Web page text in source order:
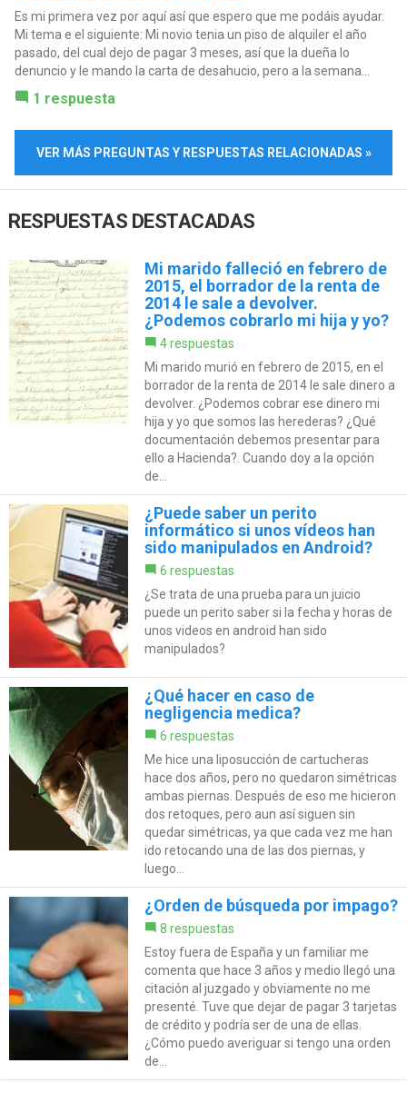
Es mi primera vez por aquí así que espero que me podáis ayudar.
Mi tema e el siguiente: Mi novio tenia un piso de alquiler el año
pasado, del cual dejo de pagar 3 meses, así que la dueña lo
denuncio y le mando la carta de desahucio, pero a la semana...
1 respuesta
VER MÁS PREGUNTAS Y RESPUESTAS RELACIONADAS »
RESPUESTAS DESTACADAS
Mi marido falleció en febrero de
2015, el borrador de la renta de
2014 le sale a devolver.
¿Podemos cobrarlo mi hija y yo?
4 respuestas
Mi marido murió en febrero de 2015, en el
borrador de la renta de 2014 le sale dinero a
devolver. ¿Podemos cobrar ese dinero mi
hija y yo que somos las herederas? ¿Qué
documentación debemos presentar para
ello a Hacienda?. Cuando doy a la opción
de...
¿Puede saber un perito
informático si unos vídeos han
sido manipulados en Android?
6 respuestas
¿Se trata de una prueba para un juicio
puede un perito saber si la fecha y horas de
unos videos en android han sido
manipulados?
¿Qué hacer en caso de
negligencia medica?
6 respuestas
Me hice una liposucción de cartucheras
hace dos años, pero no quedaron simétricas
ambas piernas. Después de eso me hicieron
dos retoques, pero aun así siguen sin
quedar simétricas, ya que cada vez me han
ido retocando una de las dos piernas, y
luego...
¿Orden de búsqueda por impago?
8 respuestas
Estoy fuera de España y un familiar me
comenta que hace 3 años y medio llegó una
citación al juzgado y obviamente no me
presenté. Tuve que dejar de pagar 3 tarjetas
de crédito y podría ser de una de ellas.
¿Cómo puedo averiguar si tengo una orden
de...